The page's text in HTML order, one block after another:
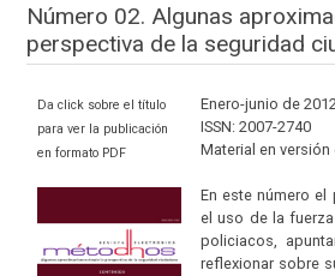
Número 02. Algunas
perspectiva de la seguridad
Da click sobre el título
para ver la publicación
en formato PDF
Enero-junio de 2012.
ISSN: 2007-2740
Material en versión
En este número el
el uso de la
policiacos,
reflexionar sobre